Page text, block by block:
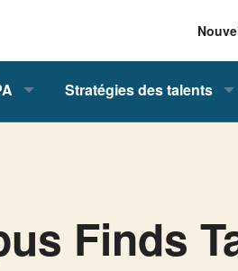
Stratégies des talents
Finds